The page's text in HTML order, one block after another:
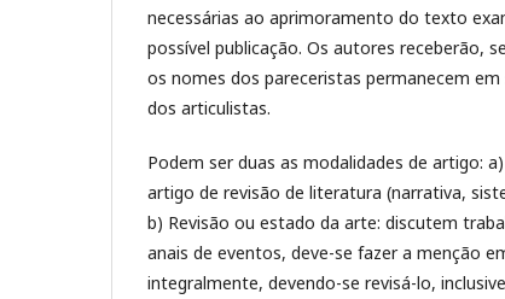
necessárias ao aprimoramento do texto
possível publicação. Os autores receberão,
os nomes dos pareceristas permanecem
dos articulistas.
Podem ser duas as modalidades de artigo:
artigo de revisão de literatura (narrativa,
b) Revisão ou estado da arte: discutem
anais de eventos, deve-se fazer a menção
integralmente, devendo-se revisá-lo,